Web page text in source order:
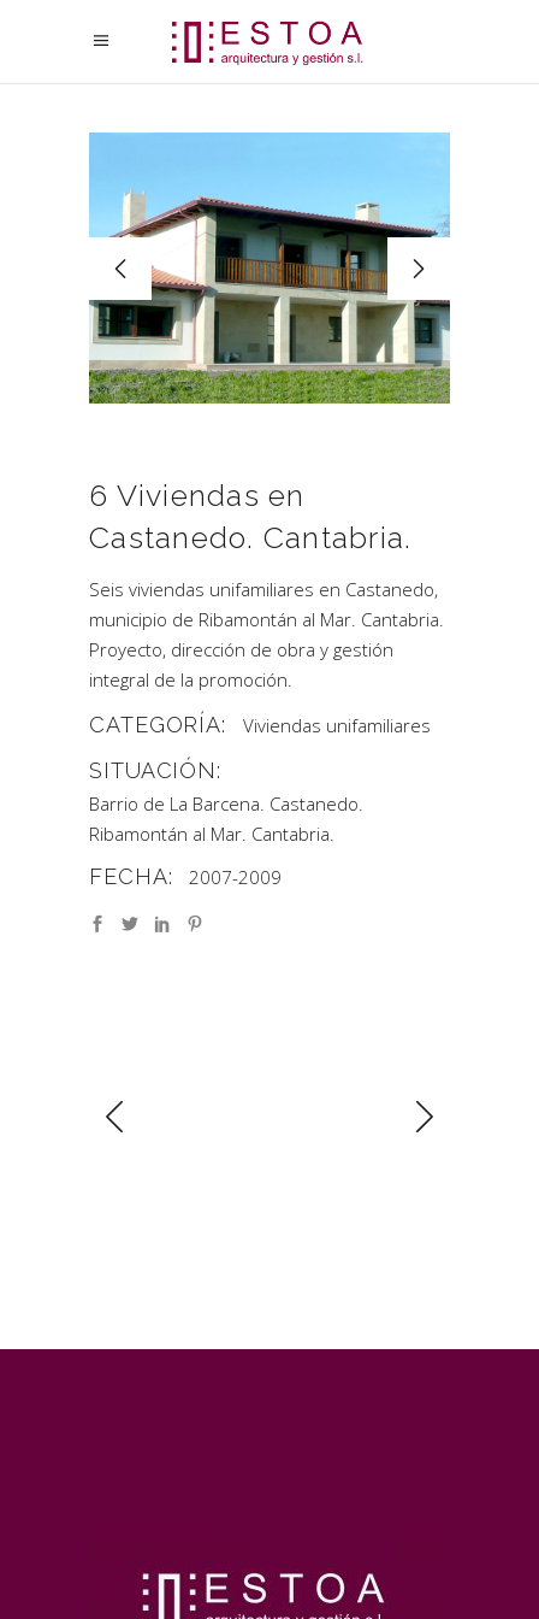
6 Viviendas en
Castanedo. Cantabria.
Seis viviendas unifamiliares en Castanedo,
municipio de Ribamontán al Mar. Cantabria.
Proyecto, dirección de obra y gestión
integral de la promoción.
CATEGORÍA: Viviendas unifamiliares
SITUACIÓN:
Barrio de La Barcena. Castanedo.
Ribamontán al Mar. Cantabria.
FECHA: 2007-2009